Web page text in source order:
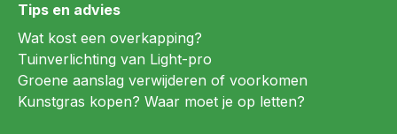
Tips en advies
Wat kost een overkapping?
Tuinverlichting van Light-pro
Groene aanslag verwijderen of voorkomen
Kunstgras kopen? Waar moet je op letten?